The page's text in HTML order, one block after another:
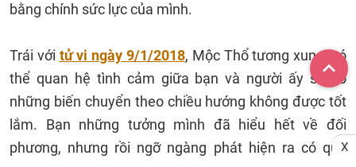
bằng chính sức lực của mình.
Trái với tử vi ngày 9/1/2018, Mộc Thổ tương xung, có
thể quan hệ tình cảm giữa bạn và người ấy sẽ có
những biến chuyển theo chiều hướng không được tốt
lắm. Bạn những tưởng mình đã hiểu hết về đối
phương, nhưng rồi ngỡ ngàng phát hiện ra có quá
X